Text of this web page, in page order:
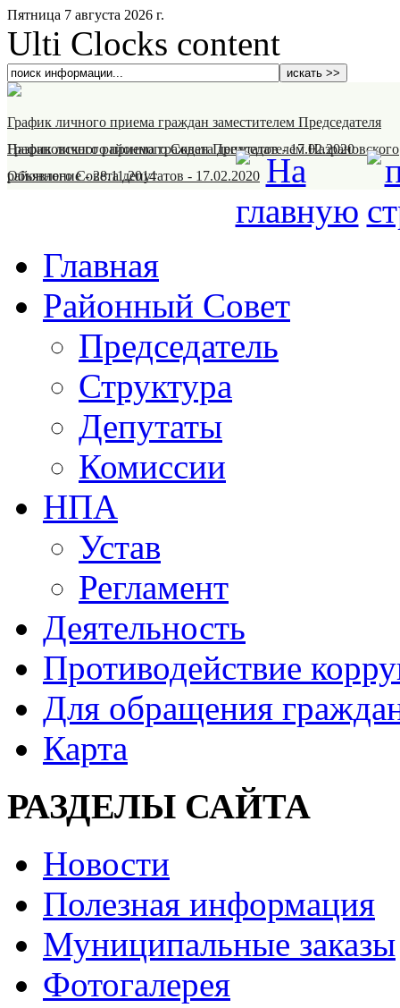
Пятница 7 августа 2026 г.
Ulti Clocks content
График личного приема граждан заместителем Председателя
Назрановского районного Совета депутатов-17.02.2020
График личного приема граждан Председателем Назрановского
районного Совета депутатов - 17.02.2020
Объявление-28.11.2014
Главная
Районный Совет
Председатель
Структура
Депутаты
Комиссии
НПА
Устав
Регламент
Деятельность
Противодействие
Для обращения
Карта
РАЗДЕЛЫ САЙТА
Новости
Полезная информация
Муниципальные заказы
Фотогалерея